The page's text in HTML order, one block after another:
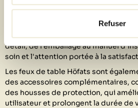
Refuser
un objet de décoration ; c'est une
offre un service client exceptionnel
détail, de l'emballage au manuel
soin et l'attention portée à la
Les feux de table Höfats sont
des accessoires complémentaires,
des housses de protection, qui
utilisateur et prolongent la durée de